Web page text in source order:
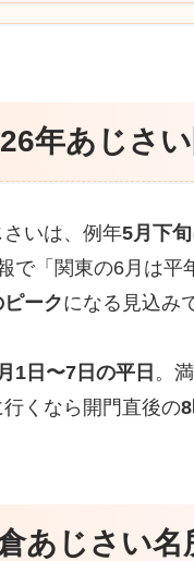
年あじさ
いは、例年5月下
で「関東の6月は平
ークになる見込み
1日〜7日の平日 。
行くなら開門直後の
あじさい名